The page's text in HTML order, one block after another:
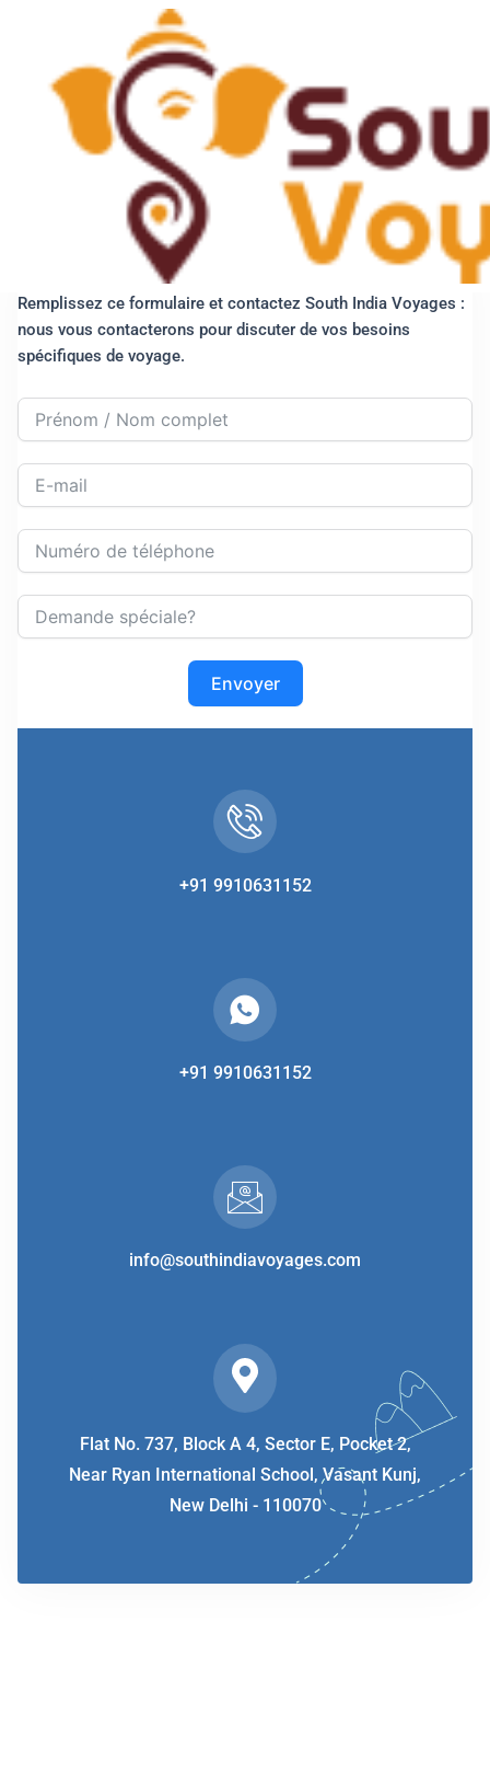
Contactez Nous
Entrer en contact
Remplissez ce formulaire et contactez South India Voyages :
nous vous contacterons pour discuter de vos besoins
spécifiques de voyage.
Envoyer
+91 9910631152
+91 9910631152
info@southindiavoyages.com
Flat No. 737, Block A 4, Sector E, Pocket 2,
Near Ryan International School, Vasant Kunj,
New Delhi - 110070